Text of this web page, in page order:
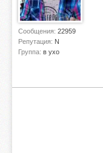
Сообщения: 22959
Репутация: N
Группа: в ухо